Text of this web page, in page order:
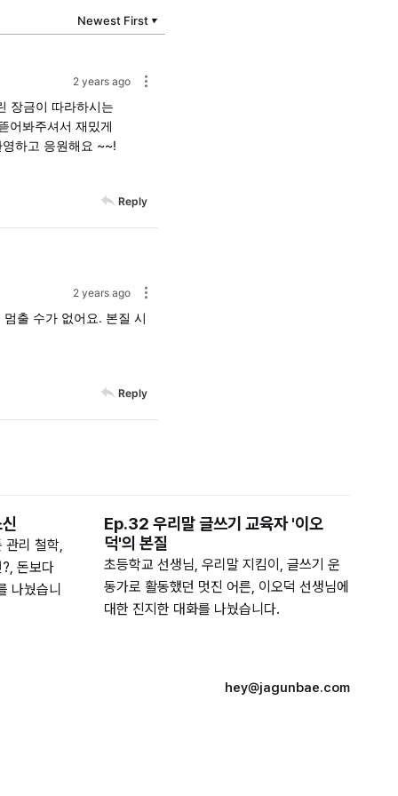
Newest First ▼
2 years ago
장금이 따라하시는
어봐주셔서 재밌게
하고 응원해요 ~~!
Reply
2 years ago
출 수가 없어요. 본질 시
Reply
관리 철학,
돈보다
나눴습니
Ep.32 우리말 글쓰기 교육자 '이오
덕'의 본질
초등학교 선생님, 우리말 지킴이, 글쓰기 운
동가로 활동했던 멋진 어른, 이오덕 선생님에
대한 진지한 대화를 나눴습니다.
hey@jagunbae.com